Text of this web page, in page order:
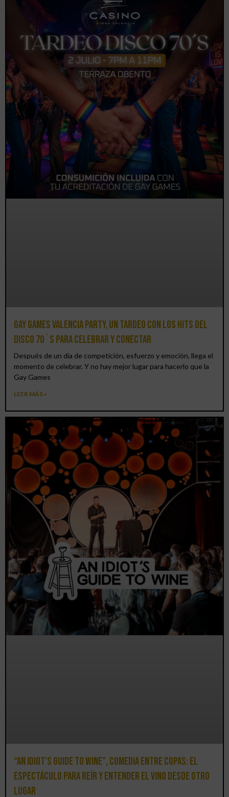
Gay Games Valencia Party, un tardeo con los hits del
DISCO 70´S para celebrar y conectar
Después de un día de competición, esfuerzo y emoción, llega el
momento de celebrar. Y no hay mejor lugar para hacerlo que la
Gay Games
LEER MÁS »
“An Idiot’s Guide to Wine”, comedia entre copas: el
espectáculo para reír y entender el vino desde otro
lugar